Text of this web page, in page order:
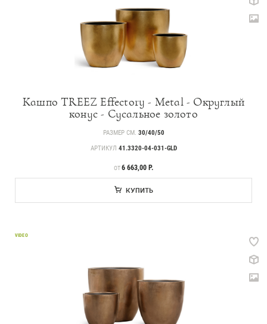
Кашпо TREEZ Effectory - Metal - Округлый
конус - Сусальное золото
РАЗМЕР СМ. 30/40/50
АРТИКУЛ 41.3320-04-031-GLD
ЦЕНА
ОТ6 663,00 Р.
КУПИТЬ
VIDEO